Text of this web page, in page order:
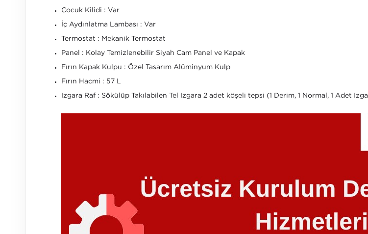
Çocuk Kilidi : Var
İç Aydınlatma Lambası : Var
Termostat : Mekanik Termostat
Panel : Kolay Temizlenebilir Siyah Cam Panel ve Kapak
Fırın Kapak Kulpu : Özel Tasarım Alüminyum Kulp
Fırın Hacmi : 57 L
Izgara Raf : Sökülüp Takılabilen Tel Izgara 2 adet köşeli tepsi (1 Derim, 1 Normal, 1 Adet